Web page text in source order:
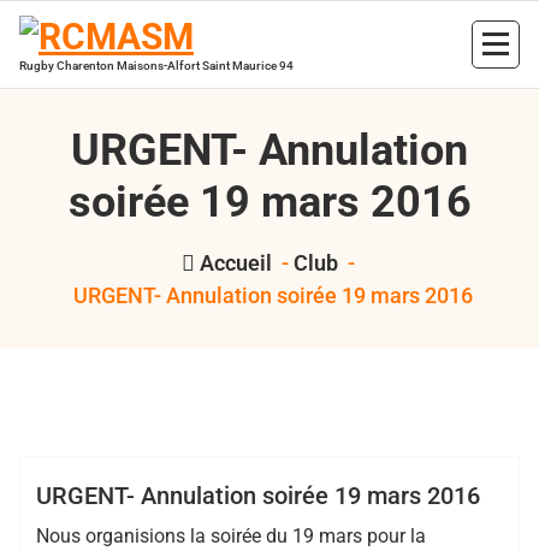
Aller
au
contenu
Rugby Charenton Maisons-Alfort Saint Maurice 94
URGENT- Annulation
soirée 19 mars 2016
Accueil -Club -
URGENT- Annulation soirée 19 mars 2016
Club
URGENT- Annulation soirée 19 mars 2016
Nous organisions la soirée du 19 mars pour la